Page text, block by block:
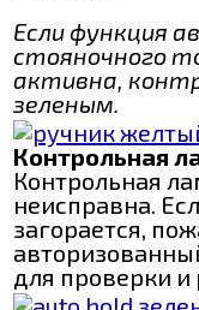
Если функция
стояночного
активна,
зеленым.
Контрольная
Контрольная
неисправна.
загорается,
для проверки